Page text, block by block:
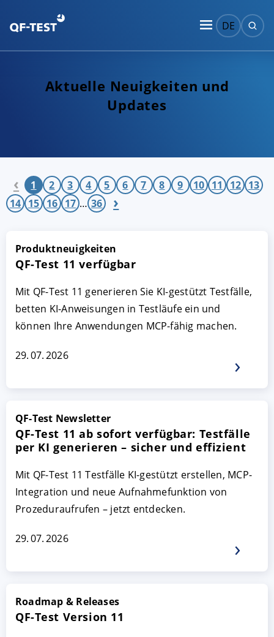
DE
Aktuelle Neuigkeiten und
Updates
‹ 1 2 3 4 5 6 7 8 9 10 11 12 13
14 15 16 17 … 36 ›
Produktneuigkeiten
QF-Test 11 verfügbar
Mit QF-Test 11 generieren Sie KI-gestützt Testfälle,
betten KI-Anweisungen in Testläufe ein und
können Ihre Anwendungen MCP-fähig machen.
29. 07. 2026
QF-Test Newsletter
QF-Test 11 ab sofort verfügbar: Testfälle
per KI generieren – sicher und effizient
Mit QF-Test 11 Testfälle KI-gestützt erstellen, MCP-
Integration und neue Aufnahmefunktion von
Prozeduraufrufen – jetzt entdecken.
29. 07. 2026
Roadmap & Releases
QF-Test Version 11
AKZEPTIEREN